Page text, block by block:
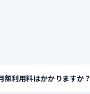
額利用料はかかりますか？